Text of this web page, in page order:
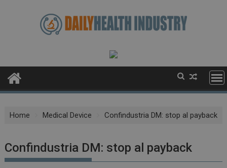
Home Medical Device Confindustria DM: stop al payback
Confindustria DM: stop al payback